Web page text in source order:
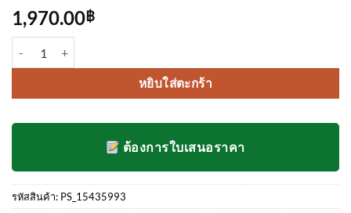
ให้คะแนน
4.75จาก
5 คะแนน
เต็มบน
4
การให้
1,970.00฿
หยิบใส่ตะกร้า
ต้องการใบเสนอราคา
รหัสสินค้า: PS_15435993